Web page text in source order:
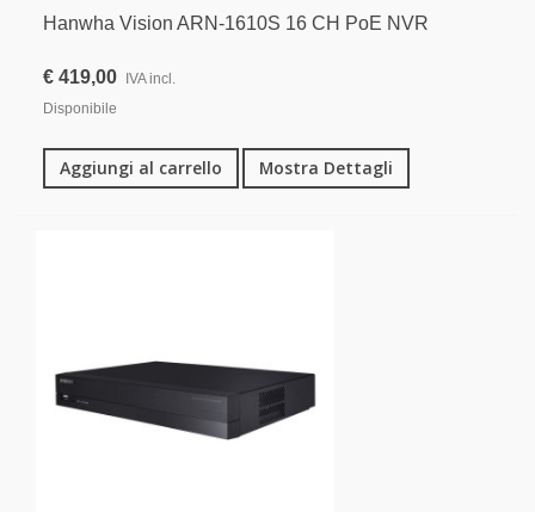
Hanwha Vision ARN-1610S 16 CH PoE NVR
€ 419,00
IVA incl.
Disponibile
Aggiungi al carrello Mostra Dettagli